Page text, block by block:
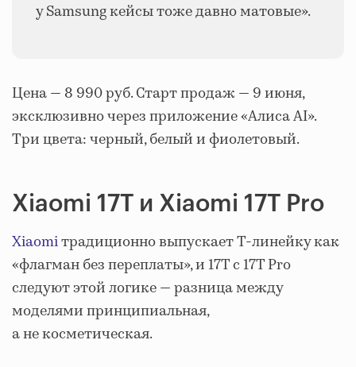
у Samsung кейсы тоже давно матовые».
Цена — 8 990 руб. Старт продаж — 9 июня,
эксклюзивно через приложение «Алиса AI».
Три цвета: черный, белый и фиолетовый.
Xiaomi 17T и Xiaomi 17T Pro
Xiaomiтрадиционно выпускает T-линейку как
«флагман без переплаты», и 17T с 17T Pro
следуют этой логике — разница между
моделями принципиальная,
а не косметическая.